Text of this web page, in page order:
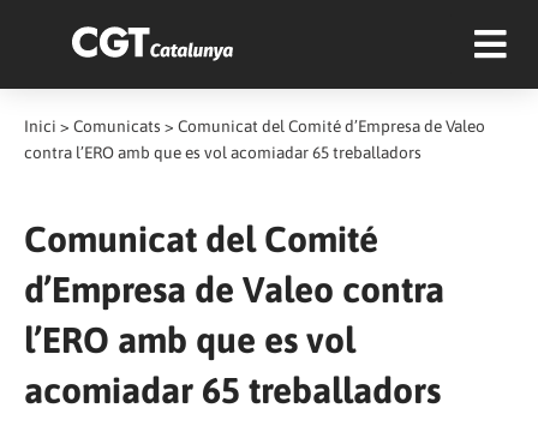
Inici > Comunicats > Comunicat del Comité d’Empresa de Valeo
contra l’ERO amb que es vol acomiadar 65 treballadors
Comunicat del Comité
d’Empresa de Valeo contra
l’ERO amb que es vol
acomiadar 65 treballadors